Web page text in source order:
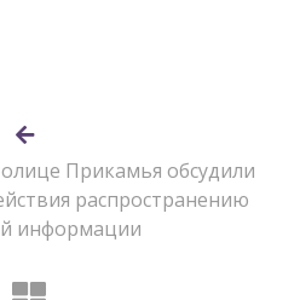
Прикамья обсудили
распространению
информации